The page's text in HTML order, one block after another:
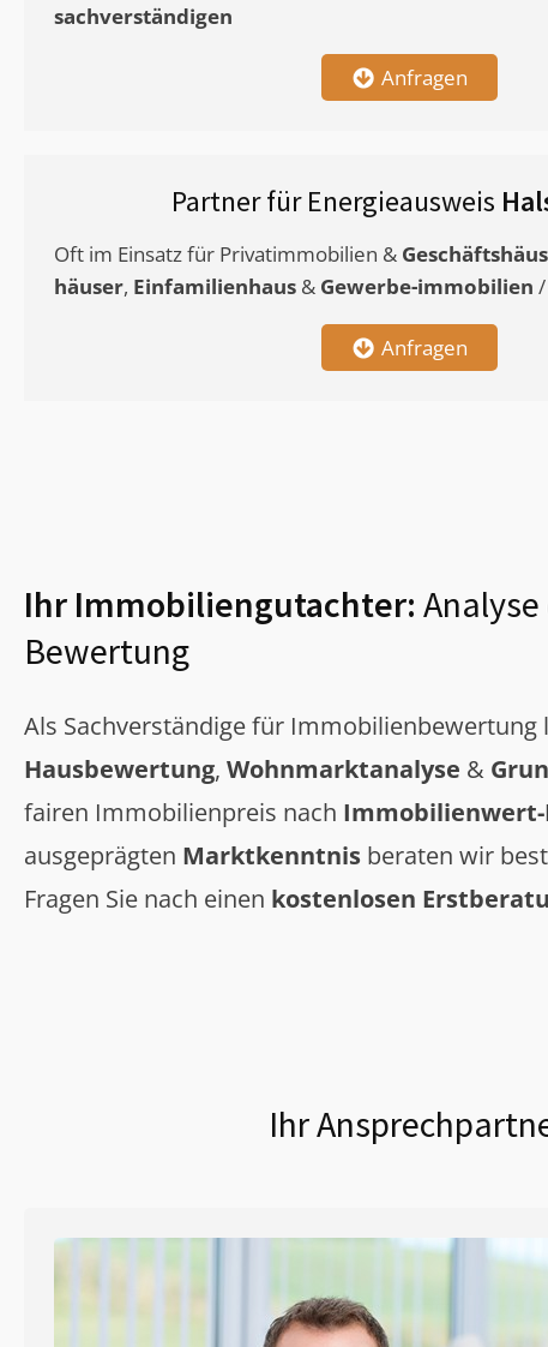
sachverständigen
Anfragen
Partner für Energieausweis
Oft im Einsatz für Privatimmobilien &
häuser, Einfamilienhaus & Gewerbe-immobilien /
Anfragen
Ihr Immobiliengutachter:
Bewertung
Als Sachverständige für
Hausbewertung, Wohnmarktanalyse &
fairen Immobilienpreis nach
ausgeprägten Marktkenntnis beraten wir
Fragen Sie nach einen kostenlosen
Ihr